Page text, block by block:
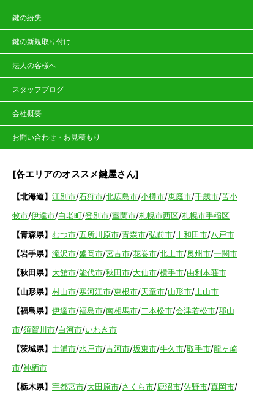
鍵の紛失
鍵の新規取り付け
法人の客様へ
スタッフブログ
会社概要
お問い合わせ・お見積もり
[各エリアのオススメ鍵屋さん]
【北海道】 江別市/石狩市/北広島市/小樽市/恵庭市/千歳市/苫小
牧市/伊達市/白老町/登別市/室蘭市/札幌市西区/札幌市手稲区
【青森県】 むつ市/五所川原市/青森市/弘前市/十和田市/八戸市
【岩手県】 滝沢市/盛岡市/宮古市/花巻市/北上市/奥州市/一関市
【秋田県】 大館市/能代市/秋田市/大仙市/横手市/由利本荘市
【山形県】 村山市/寒河江市/東根市/天童市/山形市/ 上山市
【福島県】 伊達市/福島市/南相馬市/二本松市/会津若松市/郡山
市/須賀川市/白河市/いわき市
【茨城県】 土浦市/水戸市/古河市/坂東市/牛久市/取手市/龍ヶ崎
市/神栖市
【栃木県】 宇都宮市/大田原市/さくら市/鹿沼市/佐野市/真岡市/